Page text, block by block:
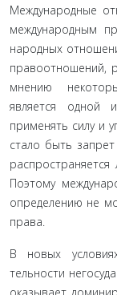
Международные
международным
народных
правоотношений,
мнению
является одной
применять силу и
стало быть
Поэтому
определению не
права.
В новых
тельности